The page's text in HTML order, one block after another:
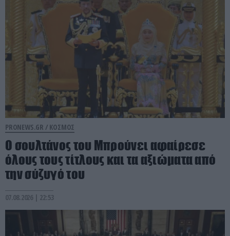
PRONEWS.GR / ΚΟΣΜΟΣ
Ο σουλτάνος του Μπρούνει αφαίρεσε
όλους τους τίτλους και τα αξιώματα από
την σύζυγό του
07.08.2026 | 22:53